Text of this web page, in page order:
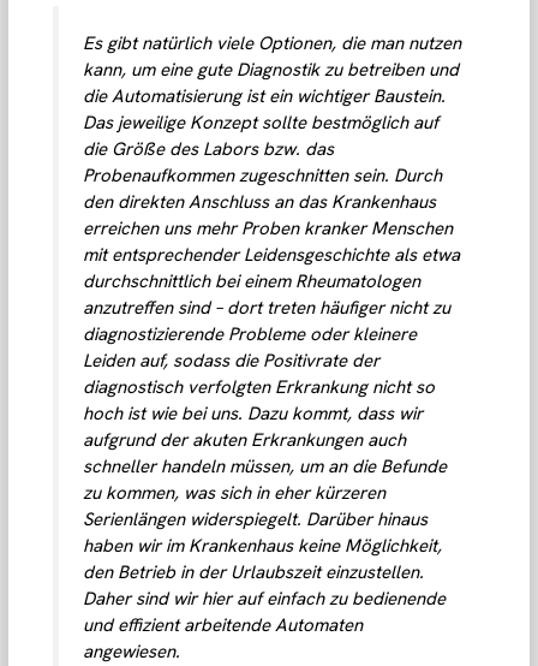
Es gibt natürlich viele Optionen, die man nutzen
kann, um eine gute Diagnostik zu betreiben und
die Automatisierung ist ein wichtiger Baustein.
Das jeweilige Konzept sollte bestmöglich auf
die Größe des Labors bzw. das
Probenaufkommen zugeschnitten sein. Durch
den direkten Anschluss an das Krankenhaus
erreichen uns mehr Proben kranker Menschen
mit entsprechender Leidensgeschichte als etwa
durchschnittlich bei einem Rheumatologen
anzutreffen sind – dort treten häufiger nicht zu
diagnostizierende Probleme oder kleinere
Leiden auf, sodass die Positivrate der
diagnostisch verfolgten Erkrankung nicht so
hoch ist wie bei uns. Dazu kommt, dass wir
aufgrund der akuten Erkrankungen auch
schneller handeln müssen, um an die Befunde
zu kommen, was sich in eher kürzeren
Serienlängen widerspiegelt. Darüber hinaus
haben wir im Krankenhaus keine Möglichkeit,
den Betrieb in der Urlaubszeit einzustellen.
Daher sind wir hier auf einfach zu bedienende
und effizient arbeitende Automaten
angewiesen.